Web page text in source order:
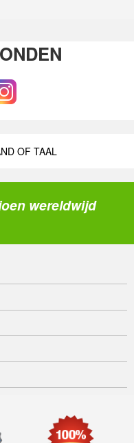
OF TAAL
wereldwijd